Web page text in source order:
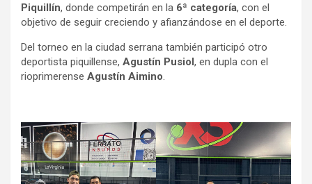
Piquillín, donde competirán en la 6ª categoría, con el
objetivo de seguir creciendo y afianzándose en el deporte.
Del torneo en la ciudad serrana también participó otro
deportista piquillense, Agustín Pusiol, en dupla con el
rioprimerense Agustín Aimino.